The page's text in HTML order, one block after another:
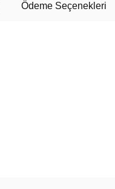
Ödeme Seçenekleri